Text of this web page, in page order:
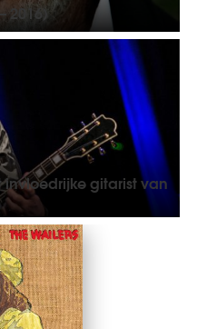
2016)
gitarist van